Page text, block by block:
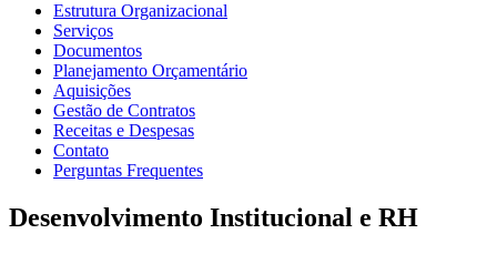
Estrutura Organizacional
Serviços
Documentos
Planejamento Orçamentário
Aquisições
Gestão de Contratos
Receitas e Despesas
Contato
Perguntas Frequentes
Desenvolvimento Institucional e RH